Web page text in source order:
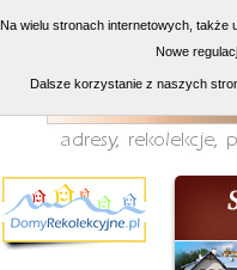
Na wielu stronach internetowych, także
Nowe
Dalsze korzystanie z naszych